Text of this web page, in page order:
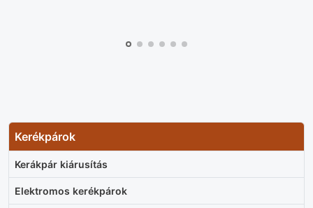
Kerékpárok
Kerákpár kiárusítás
Elektromos kerékpárok